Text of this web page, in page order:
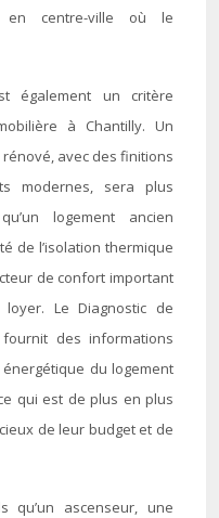
en centre-ville où le
également un critère
à Chantilly. Un
avec des finitions
modernes, sera plus
logement ancien
de l’isolation thermique
de confort important
Le Diagnostic de
fournit des informations
du logement
qui est de plus en plus
de leur budget et de
qu’un ascenseur, une